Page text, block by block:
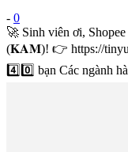
- 0
🚀 Sinh viên ơi,
(𝐊𝐀𝐌)! 👉 https://
4️⃣0️⃣ bạn Các ngành